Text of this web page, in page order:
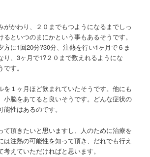
がかわり、２０までもつようになるまでしっ
といつのまにかという事もあるそうです。
方に1回20分?30分、注熱を行い1ヶ月で６ま
り、3ヶ月で1?２０まで数えれるようにな
す。
を１ヶ月ほど飲まれていたそうです。他にも
小脳をあてると良いそうです。どんな症状の
性はあるのです。
て頂きたいと思いますし、人のために治療を
は注熱の可能性を知って頂き、だれでも行え
えていただければと思います。